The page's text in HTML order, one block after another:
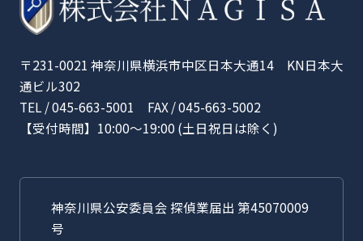
〒231-0021 神奈川県横浜市中区日本大通14 KN日本大
通ビル302
TEL / 045-663-5001 FAX / 045-663-5002
【受付時間】10:00〜19:00 (土日祝日は除く)
神奈川県公安委員会 探偵業届出 第45070009
号